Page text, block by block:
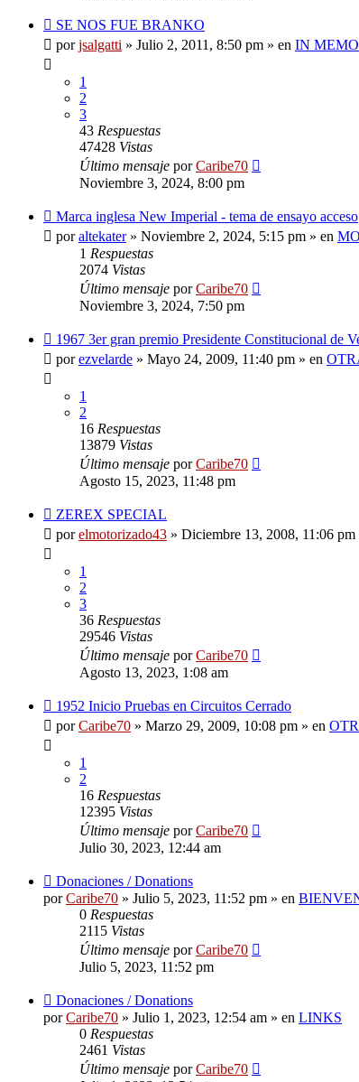
Nuevo
mensaje
SE NOS FUE BRANKO
porjsalgatti » Julio 2, 2011, 8:50 pm » en IN
1
2
3
43 Respuestas
47428 Vistas
Último mensaje porCaribe70
Noviembre 3, 2024, 8:00 pm
Nuevo
mensaje
Marca inglesa New Imperial - tema de ensayo acceso
poraltekater» Noviembre 2, 2024, 5:15 pm » en
1 Respuestas
2074 Vistas
Último mensaje porCaribe70
Noviembre 3, 2024, 7:50 pm
Nuevo
1967 3er gran premio Presidente Constitucional de
porezvelarde » Mayo 24, 2009, 11:40 pm » en
1
2
16 Respuestas
13879 Vistas
Último mensaje porCaribe70
Agosto 15, 2023, 11:48 pm
Nuevo
mensaje
ZEREX SPECIAL
porelmotorizado43 » Diciembre 13, 2008, 11:06 pm
1
2
3
36 Respuestas
29546 Vistas
Último mensaje porCaribe70
Agosto 13, 2023, 1:08 am
Nuevo
mensaje
1952 Inicio Pruebas en Circuitos Cerrado
porCaribe70 » Marzo 29, 2009, 10:08 pm » en
1
2
16 Respuestas
12395 Vistas
Último mensaje porCaribe70
Julio 30, 2023, 12:44 am
Nuevo
mensaje
Donaciones / Donations
porCaribe70 » Julio 5, 2023, 11:52 pm » en
0 Respuestas
2115 Vistas
Último mensaje porCaribe70
Julio 5, 2023, 11:52 pm
Nuevo
mensaje
Donaciones / Donations
porCaribe70 » Julio 1, 2023, 12:54 am » en LINKS
0 Respuestas
2461 Vistas
Último mensaje porCaribe70